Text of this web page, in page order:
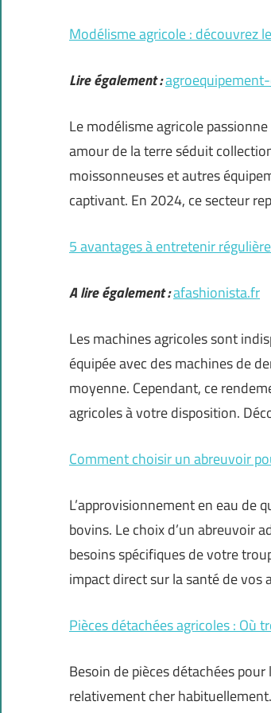
Modélisme agricole : découvrez
Lire également :
Le modélisme agricole
amour de la terre séduit
moissonneuses et autres
captivant. En 2024, ce secteur
5 avantages à entretenir
A lire également :afashionista.fr
Les machines agricoles sont
équipée avec des machines de
moyenne. Cependant, ce
agricoles à votre disposition.
Comment choisir un abreuvoir
L’approvisionnement en eau de
bovins. Le choix d’un abreuvoir
besoins spécifiques de votre
impact direct sur la santé de vos
Pièces détachées agricoles : Où
Besoin de pièces détachées
relativement cher